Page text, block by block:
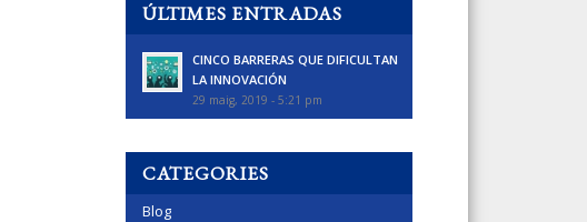
ÚLTIMES ENTRADAS
CINCO BARRERAS QUE DIFICULTAN
LA INNOVACIÓN
29 maig, 2019 - 5:21 pm
CATEGORIES
Blog